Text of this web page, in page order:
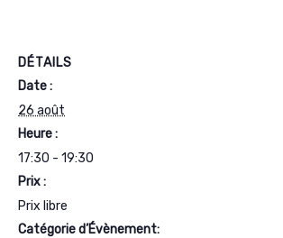
DÉTAILS
Date :
26 août
Heure :
17:30 - 19:30
Prix :
Prix libre
Catégorie d’Évènement: